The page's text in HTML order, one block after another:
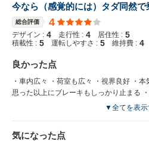
今なら（感覚的には）タダ同然
総合評価 4
デザイン : 4 走行性 : 4 居住性 : 5
積載性 : 5 運転しやすさ : 5 維持費 : 4
良かった点
・車内広々 ・荷室も広々 ・視界良好 ・
思った以上にブレーキもしっかり止まる
少ないみたい（Googleで検索してもあま
くるAピラーの内装がクロスではなく樹脂
▼全てを表示
気になった点